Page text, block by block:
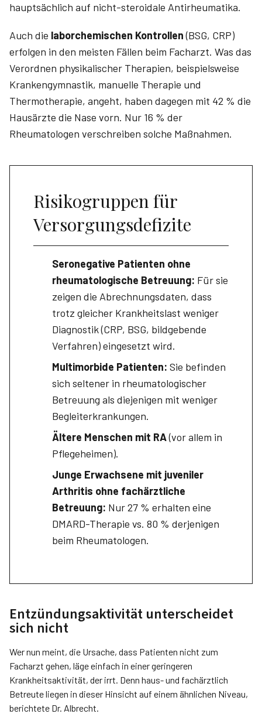
hauptsächlich auf nicht-steroidale Antirheumatika.
Auch die laborchemischen Kontrollen(BSG, CRP)
erfolgen in den meisten Fällen beim Facharzt. Was das
Verordnen physikalischer Therapien, beispielsweise
Krankengymnastik, manuelle Therapie und
Thermotherapie, angeht, haben dagegen mit 42 % die
Hausärzte die Nase vorn. Nur 16 % der
Rheumatologen verschreiben solche Maßnahmen.
Risikogruppen für
Versorgungsdefizite
Seronegative Patienten ohne
rheumatologische Betreuung: Für sie
zeigen die Abrechnungsdaten, dass
trotz gleicher Krankheitslast weniger
Diagnostik (CRP, BSG, bildgebende
Verfahren) eingesetzt wird.
Multimorbide Patienten: Sie befinden
sich seltener in rheumatologischer
Betreuung als diejenigen mit weniger
Begleit­erkrankungen.
Ältere Menschen mit RA(vor allem in
Pflegeheimen).
Junge Erwachsene mit juveniler
Arthritis ohne fachärztliche
Betreuung: Nur 27 % erhalten eine
DMARD-Therapie vs. 80 % derjenigen
beim Rheumatologen.
Entzündungsaktivität unterscheidet
sich nicht
Wer nun meint, die Ursache, dass Patienten nicht zum
Facharzt gehen, läge einfach in einer geringeren
Krankheitsaktivität, der irrt. Denn haus- und fachärztlich
Betreute liegen in dieser Hinsicht auf einem ähnlichen Niveau,
berichtete Dr. Albrecht.